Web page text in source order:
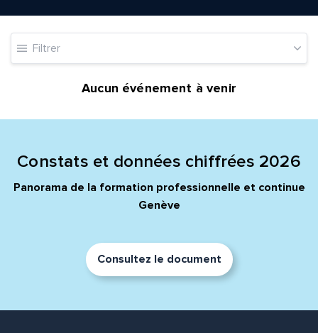
Filtrer
Aucun événement à venir
Constats et données chiffrées 2026
Panorama de la formation professionnelle et continue
Genève
Consultez le document
Message*
Envoyer
Commentaire*
Envoyer